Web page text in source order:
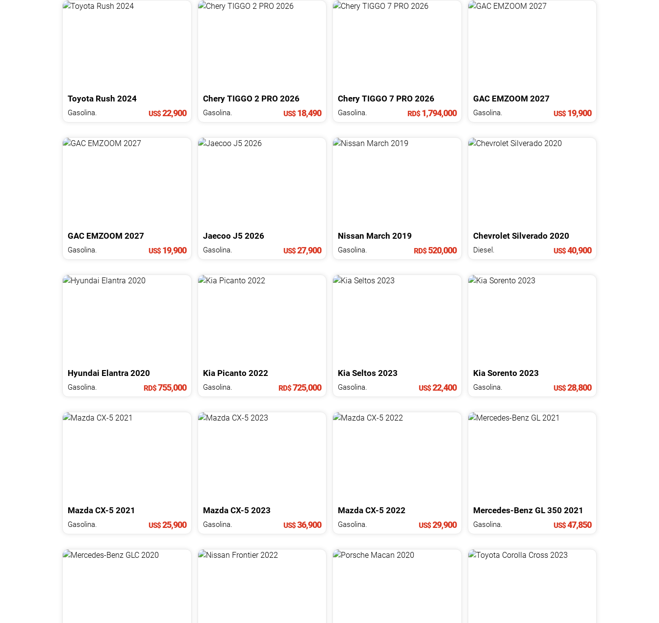
Toyota Rush 2024
Gasolina. US$22,900
Chery TIGGO 2 PRO 2026
Gasolina. US$ 18,490
Chery TIGGO 7 PRO 2026
Gasolina. RD$1,794,000
GAC EMZOOM 2027
Gasolina. US$ 19,900
GAC EMZOOM 2027
Gasolina. US$19,900
Jaecoo J5 2026
Gasolina. US$27,900
Nissan March 2019
Gasolina. RD$520,000
Chevrolet Silverado 2020
Diesel. US$40,900
Hyundai Elantra 2020
Gasolina. RD$755,000
Kia Picanto 2022
Gasolina. RD$725,000
Kia Seltos 2023
Gasolina. US$22,400
Kia Sorento 2023
Gasolina. US$28,800
Mazda CX-5 2021
Gasolina. US$25,900
Mazda CX-5 2023
Gasolina. US$36,900
Mazda CX-5 2022
Gasolina. US$29,900
Mercedes-Benz GL 350 2021
Gasolina. US$47,850